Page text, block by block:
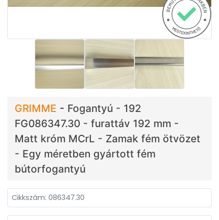
GRIMME - Fogantyú - 192
FG086347.30 - furattáv 192 mm -
Matt króm MCrL - Zamak fém ötvözet
- Egy méretben gyártott fém
bútorfogantyú
Cikkszám: 086347.30